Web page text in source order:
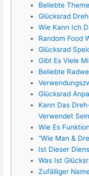
Beliebte
Glücksrad
Wie Kann Ich
Random Food
Glücksrad
Gibt Es Viele
Beliebte
Glücksrad
Kann Das
Verwendet
Wie Es
“Wie Man &
Ist Dieser
Was Ist
Zufälliger